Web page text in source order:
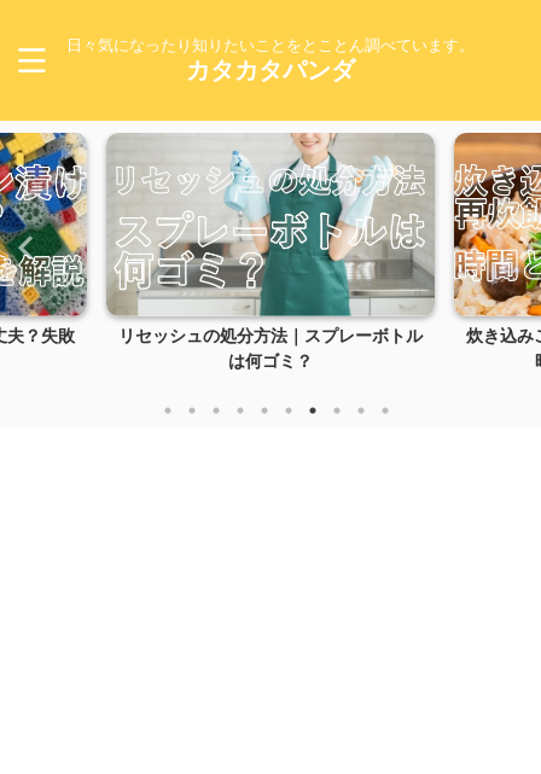
日々気になったり知りたいことをとことん調べています。
カタカタパンダ
夫？失敗
リセッシュの処分方法｜スプレーボトル
は何ゴミ？
炊き込み